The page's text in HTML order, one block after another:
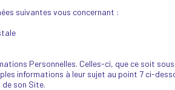
suivantes vous concernant :
Personnelles. Celles-ci, que ce soit
informations à leur sujet au point 7 ci-
son Site.